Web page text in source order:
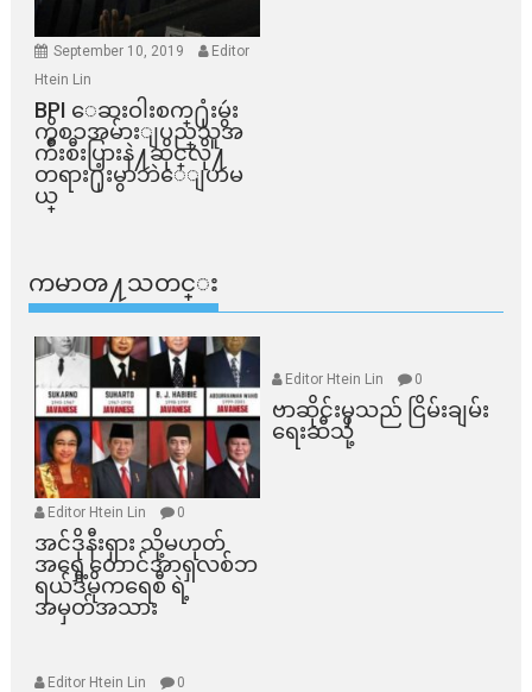
September 10, 2019
Editor
Htein Lin
BPI ​ေဆးဝါးစက္​႐ုံးမွဴး
ကိစၥအမ်ားျပည္​သူအ
က်ိဳးစီးပြားနဲ႔ဆိုင္​လို႔
တရား႐ုံးမွာဘဲေျပာမ
ယ္​
ကမာၻ႔သတင္း
Editor Htein Lin 0
အင်ဒိုနီးရှား သို့မဟုတ်
အရှေ့တောင်အာရှလစ်ဘ
ရယ်ဒီမိုကရေစီ ရဲ့
အမှတ်အသား
Editor Htein Lin 0
ဗာဆိုင်းမှသည် ငြိမ်းချမ်း
ရေးဆီသို့
Editor Htein Lin 0